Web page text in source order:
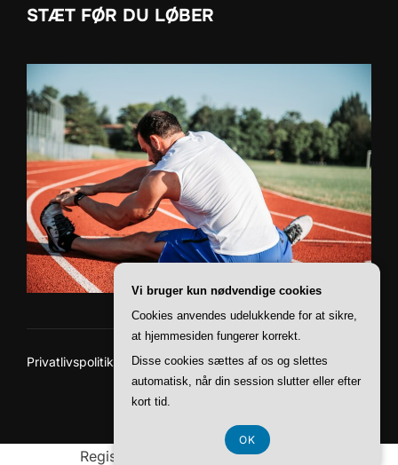
STÆT FØR DU LØBER
Privatlivspolitik
Copyright © 2026 You Run
Inspiro Theme
Registreringsnummer DK 37407739
Vi bruger kun nødvendige cookies
Cookies anvendes udelukkende for at sikre,
at hjemmesiden fungerer korrekt.
Disse cookies sættes af os og slettes
automatisk, når din session slutter eller efter
kort tid.
OK